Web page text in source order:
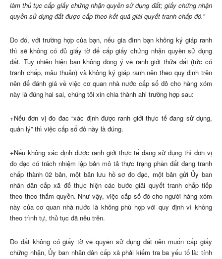
làm thủ tục cấp giấy chứng nhận quyền sử dụng đất; giấy chứng nhận
quyền sử dụng đất được cấp theo kết quả giải quyết tranh chấp đó.”
Do đó, với trường hợp của bạn, nếu gia đình bạn không ký giáp ranh
thì sẽ không có đủ giấy tờ để cấp giấy chứng nhận quyền sử dụng
đất. Tuy nhiên hiện bạn không đồng ý về ranh giới thửa đất (tức có
tranh chấp, mâu thuẫn) và không ký giáp ranh nên theo quy định trên
nên để đánh giá về việc cơ quan nhà nước cấp sổ đỏ cho hàng xóm
này là đúng hai sai, chúng tôi xin chia thành ahi trường hợp sau:
+Nếu đơn vị đo đac “xác định được ranh giới thực tế đang sử dụng,
quản lý” thì việc cấp sổ đỏ này là đúng.
+Nếu không xác định được ranh giới thực tế đang sử dụng thì đơn vị
đo đạc có trách nhiệm lập bản mô tả thực trạng phần đất đang tranh
chấp thành 02 bản, một bản lưu hồ sơ đo đạc, một bản gửi Ủy ban
nhân dân cấp xã để thực hiện các bước giải quyết tranh chấp tiếp
theo theo thẩm quyền. Như vậy, việc cấp sổ đỏ cho người hàng xóm
này của cơ quan nhà nước là không phù hợp với quy định vì không
theo trình tự, thủ tục đã nêu trên.
Do đất không có giấy tờ về quyền sử dụng đất nên muốn cấp giấy
chứng nhận, Ủy ban nhân dân cấp xã phải kiểm tra ba yếu tố là: tính